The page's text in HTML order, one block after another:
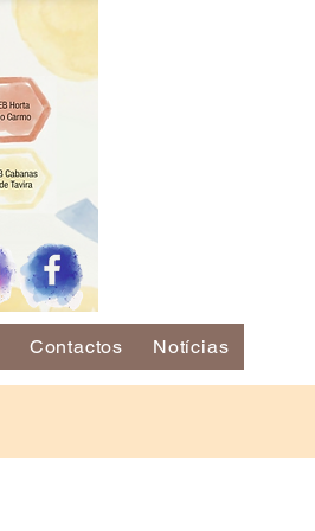
Contactos Notícias